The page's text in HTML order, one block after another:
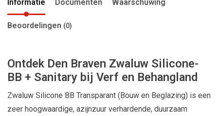
Informatie Documenten Waarschuwing
Beoordelingen (0)
Ontdek Den Braven Zwaluw Silicone-
BB + Sanitary bij Verf en Behangland
Zwaluw Silicone BB Transparant (Bouw en Beglazing) is een
zeer hoogwaardige, azijnzuur verhardende, duurzaam